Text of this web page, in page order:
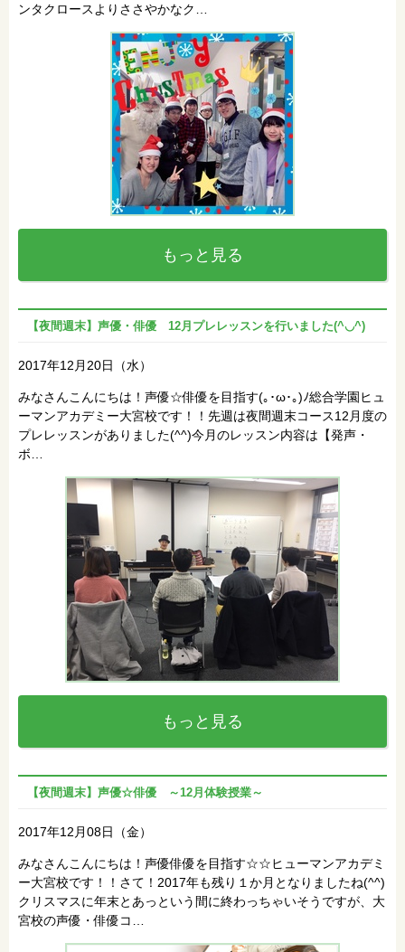
ンタクロースよりささやかなク…
もっと見る
【夜間週末】声優・俳優 12月プレレッスンを行いました(^◡^)
2017年12月20日（水）
みなさんこんにちは！声優☆俳優を目指す(｡･ω･｡)ﾉ総合学園ヒュ
ーマンアカデミー大宮校です！！先週は夜間週末コース12月度の
プレレッスンがありました(^^)今月のレッスン内容は【発声・
ボ…
もっと見る
【夜間週末】声優☆俳優 ～12月体験授業～
2017年12月08日（金）
みなさんこんにちは！声優俳優を目指す☆☆ヒューマンアカデミ
ー大宮校です！！さて！2017年も残り１か月となりましたね(^^)
クリスマスに年末とあっという間に終わっちゃいそうですが、大
宮校の声優・俳優コ…